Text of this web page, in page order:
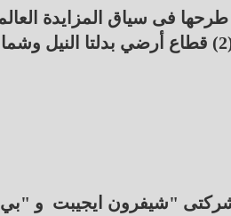
قد تم طرحها فى سياق المزايدة
لعام 2024 من خلال بوابة مصر للاستكشاف والإنتاج، هذا بالإضافة إلى عدد (2) قطاع أرضي بدلتا
"شيفرون ايجيبت و "بي